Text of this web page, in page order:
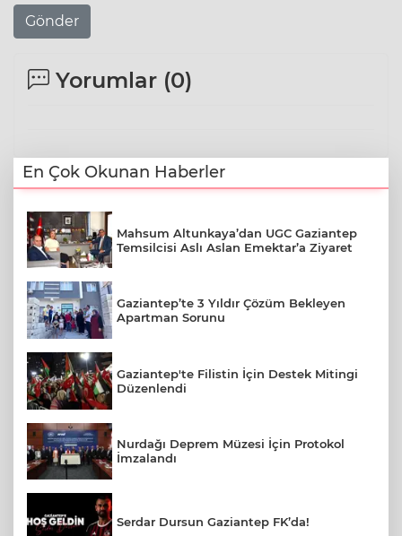
Gönder
Yorumlar (0)
En Çok Okunan Haberler
Mahsum Altunkaya’dan UGC Gaziantep
Temsilcisi Aslı Aslan Emektar’a Ziyaret
Gaziantep’te 3 Yıldır Çözüm Bekleyen
Apartman Sorunu
Gaziantep'te Filistin İçin Destek Mitingi
Düzenlendi
Nurdağı Deprem Müzesi İçin Protokol
İmzalandı
Serdar Dursun Gaziantep FK’da!